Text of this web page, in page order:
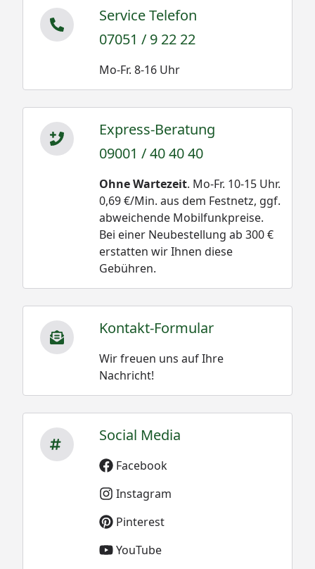
Service Telefon
07051 / 9 22 22
Mo-Fr. 8-16 Uhr
Express-Beratung
09001 / 40 40 40
Ohne Wartezeit. Mo-Fr. 10-15 Uhr.
0,69 €/Min. aus dem Festnetz, ggf.
abweichende Mobilfunkpreise.
Bei einer Neubestellung ab 300 €
erstatten wir Ihnen diese
Gebühren.
Kontakt-Formular
Wir freuen uns auf Ihre
Nachricht!
Social Media
Facebook
Instagram
Pinterest
YouTube